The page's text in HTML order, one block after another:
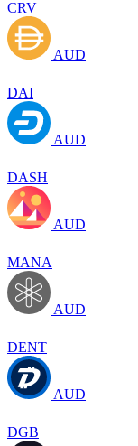
CRV
AUD
DAI
AUD
DASH
AUD
MANA
AUD
DENT
AUD
DGB